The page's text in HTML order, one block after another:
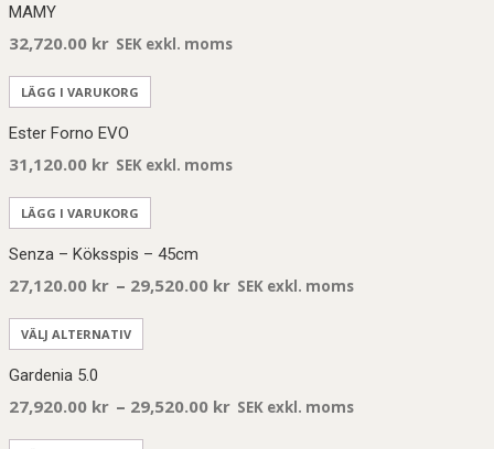
MAMY
32,720.00 kr SEK exkl. moms
LÄGG I VARUKORG
Ester Forno EVO
31,120.00 kr SEK exkl. moms
LÄGG I VARUKORG
Senza – Köksspis – 45cm
27,120.00 kr – 29,520.00 kr SEK exkl. moms
VÄLJ ALTERNATIV
Gardenia 5.0
27,920.00 kr – 29,520.00 kr SEK exkl. moms